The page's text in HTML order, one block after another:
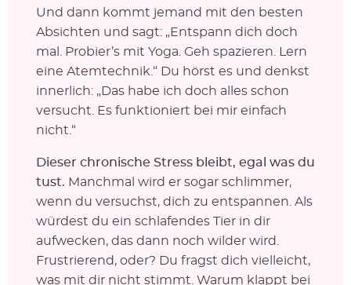
Und dann kommt jemand mit den besten
Absichten und sagt: „Entspann dich doch
mal. Probier’s mit Yoga. Geh spazieren. Lern
eine Atemtechnik.“ Du hörst es und denkst
innerlich: „Das habe ich doch alles schon
versucht. Es funktioniert bei mir einfach
nicht.“
Dieser chronische Stress bleibt, egal was du
tust. Manchmal wird er sogar schlimmer,
wenn du versuchst, dich zu entspannen. Als
würdest du ein schlafendes Tier in dir
aufwecken, das dann noch wilder wird.
Frustrierend, oder? Du fragst dich vielleicht,
was mit dir nicht stimmt. Warum klappt bei